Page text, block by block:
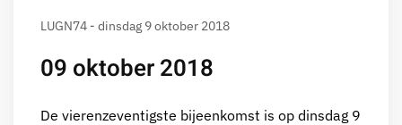
LUGN74 - dinsdag 9 oktober 2018
09 oktober 2018
De vierenzeventigste bijeenkomst is op dinsdag 9